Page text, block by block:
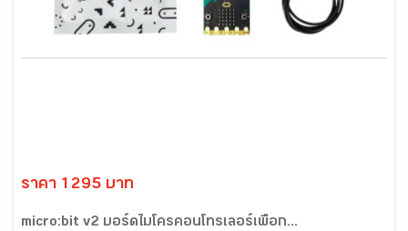
ราคา 1295 บาท
micro:bit v2 บอร์ดไมโครคอนโทรเลอร์เพื่อก...